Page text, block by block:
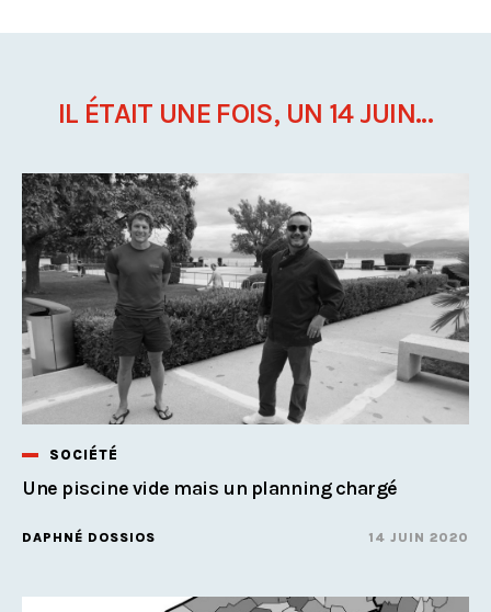
IL ÉTAIT UNE FOIS, UN 14 JUIN...
SOCIÉTÉ
Une piscine vide mais un planning chargé
DAPHNÉ DOSSIOS 14 JUIN 2020